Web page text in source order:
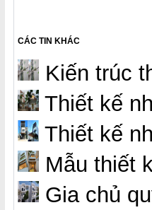
CÁC TIN KHÁC
Kiến trúc
Thiết kế
Thiết kế
Mẫu thiết
Gia chủ